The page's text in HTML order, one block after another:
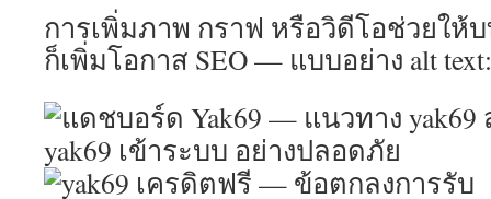
การเพิ่มภาพ กราฟ หรือวิดีโอช่วยให้
ก็เพิ่มโอกาส SEO — แบบอย่าง alt text: